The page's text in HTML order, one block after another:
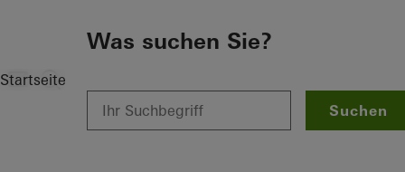
Was suchen Sie?
Suchen
Startseite